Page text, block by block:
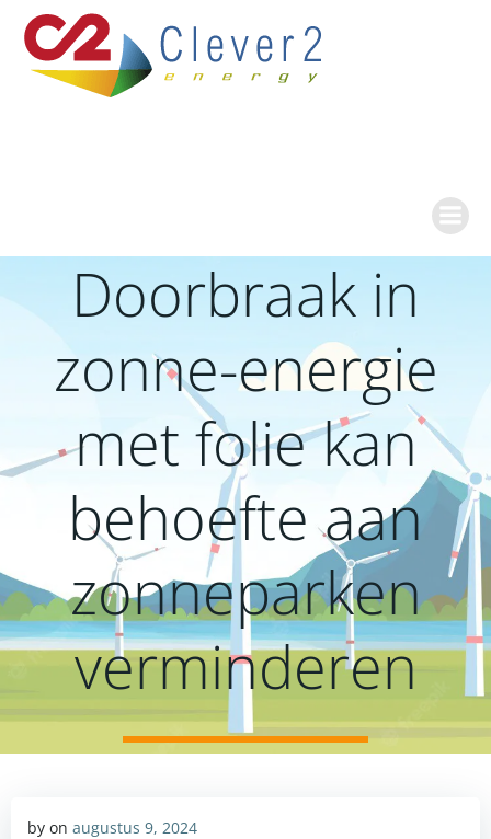
naar
de
inhoud
Doorbraak in
zonne-energie
met folie kan
behoefte aan
zonneparken
verminderen
by on augustus 9, 2024